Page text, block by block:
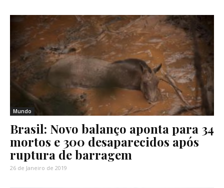
Mundo
Brasil: Novo balanço aponta para 34
mortos e 300 desaparecidos após
ruptura de barragem
26 de Janeiro de 2019